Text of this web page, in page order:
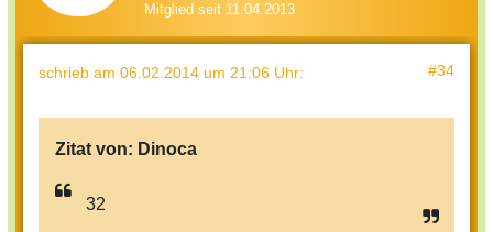
Mitglied seit 11.04.2013
schrieb am 06.02.2014 um 21:06 Uhr: #34
Zitat von: Dinoca
32